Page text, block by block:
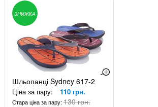
ЗНИЖКА
Шльопанці Sydney 617-2
Ціна за пару: 110 грн.
Стара ціна за пару:130 грн.